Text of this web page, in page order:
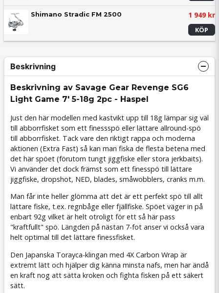
Shimano Stradic FM 2500 1 949 kr
KÖP
Beskrivning
Beskrivning av Savage Gear Revenge SG6
Light Game 7' 5-18g 2pc - Haspel
Just den här modellen med kastvikt upp till 18g lämpar sig väl
till abborrfisket som ett finessspö eller lättare allround-spö
till abborrfisket. Tack vare den riktigt rappa och moderna
aktionen (Extra Fast) så kan man fiska de flesta betena med
det här spöet (förutom tungt jiggfiske eller stora jerkbaits).
Vi använder det dock främst som ett finesspö till lättare
jiggfiske, dropshot, NED, blades, småwobblers, cranks m.m.
Man får inte heller glömma att det är ett perfekt spö till allt
lättare fiske, t.ex. regnbåge eller fjällfiske. Spöet väger in på
enbart 92g vilket är helt otroligt för ett så här pass
"kraftfullt" spö. Längden på nästan 7-fot anser vi också vara
helt optimal till det lättare finessfisket.
Den Japanska Torayca-klingan med 4X Carbon Wrap är
extremt lätt och hjälper dig känna minsta nafs, men har ändå
en kraft nog att sätta kroken och fighta fisken på ett säkert
sätt.